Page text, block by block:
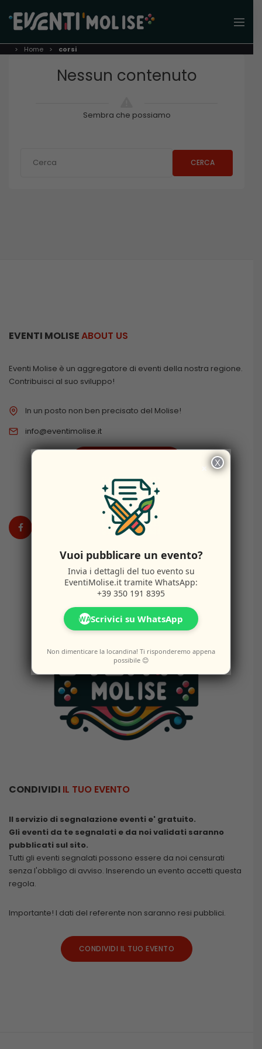
Home corsi
Nessun contenuto
Sembra che possiamo
CERCA
EVENTI MOLISEABOUT US
Eventi Molise è un aggregatore di eventi della nostra regione.
Contribuisci al suo sviluppo!
In un posto non ben precisato del Molise!
info@eventimolise.it
DISCLAIMER
CONDIVIDI IL TUO EVENTO
Il servizio di segnalazione eventi e' gratuito.
Gli eventi da te segnalati e da noi validati saranno
pubblicati sul sito.
Tutti gli eventi segnalati possono essere da noi censurati
senza l'obbligo di avviso. Inserendo un evento accetti questa
regola.
Importante! I dati del referente non saranno resi pubblici.
CONDIVIDI IL TUO EVENTO
×
Vuoi pubblicare un evento?
Invia i dettagli del tuo evento su
EventiMolise.it tramite WhatsApp:
+39 350 191 8395
WAScrivici su WhatsApp
Non dimenticare la locandina! Ti risponderemo appena
possibile 😊
X